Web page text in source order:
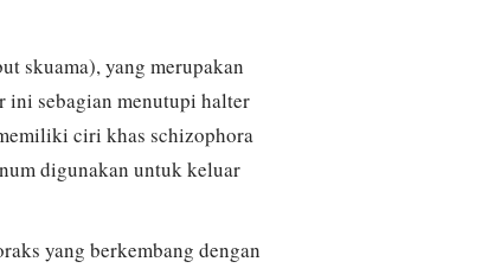
skuama), yang merupakan
ini sebagian menutupi halter
ciri khas schizophora
digunakan untuk keluar
yang berkembang dengan